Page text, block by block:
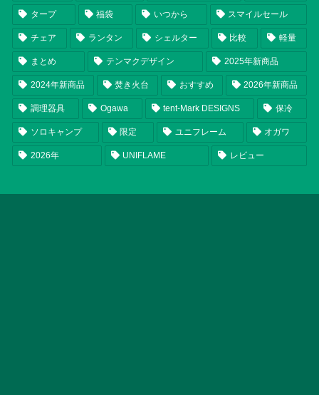
タープ 福袋 いつから スマイルセール
チェア ランタン シェルター 比較 軽量
まとめ テンマクデザイン 2025年新商品
2024年新商品 焚き火台 おすすめ 2026年新商品
調理器具 Ogawa tent-Mark DESIGNS 保冷
ソロキャンプ 限定 ユニフレーム オガワ
2026年 UNIFLAME レビュー